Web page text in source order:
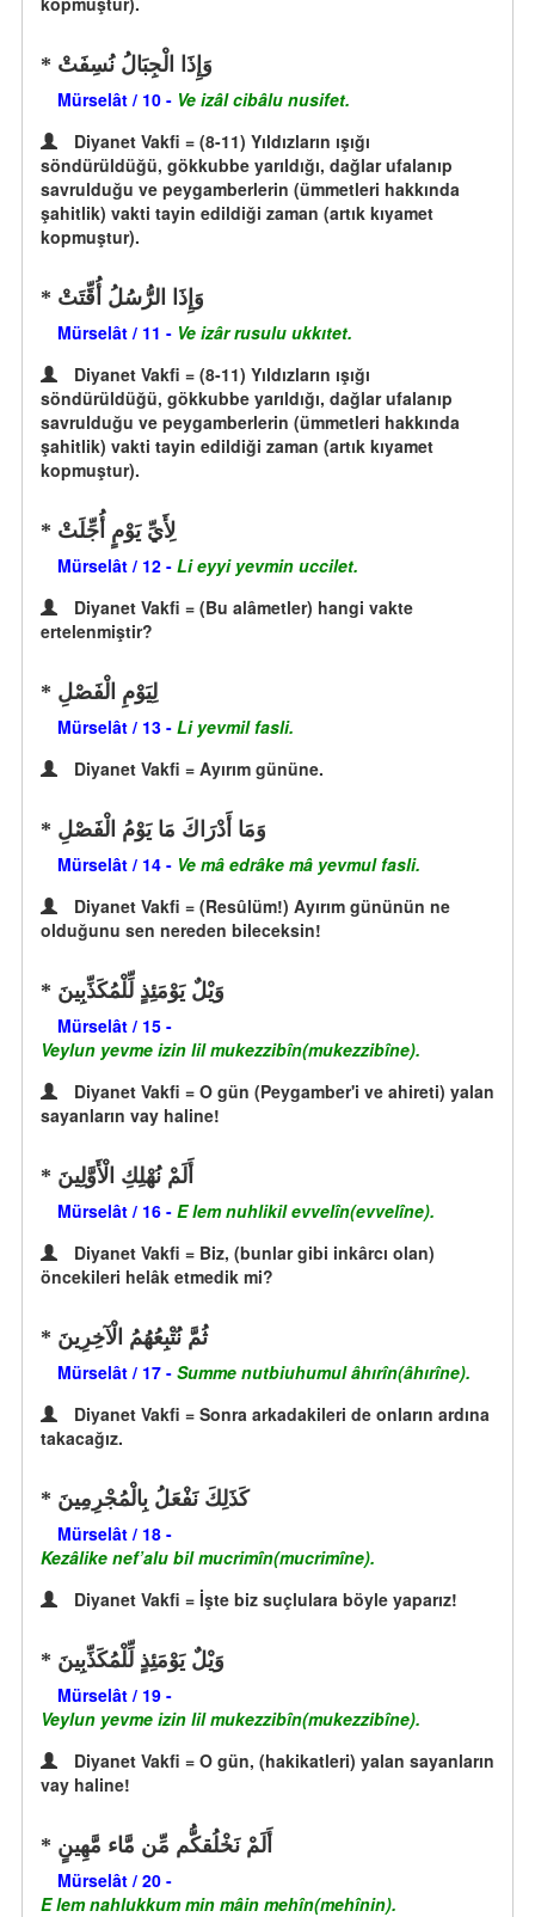
وَإِذَا الْجِبَالُ نُسِفَتْ
Mürselât / 10 - Ve izâl cibâlu nusifet.
Diyanet Vakfi = (8-11) Yıldızların ışığı
söndürüldüğü, gökkubbe yarıldığı, dağlar ufalanıp
savrulduğu ve peygamberlerin (ümmetleri hakkında
şahitlik) vakti tayin edildiği zaman (artık kıyamet
kopmuştur).
وَإِذَا الرُّسُلُ أُقِّتَتْ
Mürselât / 11 - Ve izâr rusulu ukkıtet.
Diyanet Vakfi = (8-11) Yıldızların ışığı
söndürüldüğü, gökkubbe yarıldığı, dağlar ufalanıp
savrulduğu ve peygamberlerin (ümmetleri hakkında
şahitlik) vakti tayin edildiği zaman (artık kıyamet
kopmuştur).
لِأَيِّ يَوْمٍ أُجِّلَتْ
Mürselât / 12 - Li eyyi yevmin uccilet.
Diyanet Vakfi = (Bu alâmetler) hangi vakte
ertelenmiştir?
لِيَوْمِ الْفَصْلِ
Mürselât / 13 - Li yevmil fasli.
Diyanet Vakfi = Ayırım gününe.
وَمَا أَدْرَاكَ مَا يَوْمُ الْفَصْلِ
Mürselât / 14 - Ve mâ edrâke mâ yevmul fasli.
Diyanet Vakfi = (Resûlüm!) Ayırım gününün ne
olduğunu sen nereden bileceksin!
وَيْلٌ يَوْمَئِذٍ لِّلْمُكَذِّبِينَ
Mürselât / 15 -
Veylun yevme izin lil mukezzibîn(mukezzibîne).
Diyanet Vakfi = O gün (Peygamber'i ve ahireti) yalan
sayanların vay haline!
أَلَمْ نُهْلِكِ الْأَوَّلِينَ
Mürselât / 16 - E lem nuhlikil evvelîn(evvelîne).
Diyanet Vakfi = Biz, (bunlar gibi inkârcı olan)
öncekileri helâk etmedik mi?
ثُمَّ نُتْبِعُهُمُ الْآخِرِينَ
Mürselât / 17 - Summe nutbiuhumul âhırîn(âhırîne).
Diyanet Vakfi = Sonra arkadakileri de onların ardına
takacağız.
كَذَلِكَ نَفْعَلُ بِالْمُجْرِمِينَ
Mürselât / 18 -
Kezâlike nef’alu bil mucrimîn(mucrimîne).
Diyanet Vakfi = İşte biz suçlulara böyle yaparız!
وَيْلٌ يَوْمَئِذٍ لِّلْمُكَذِّبِينَ
Mürselât / 19 -
Veylun yevme izin lil mukezzibîn(mukezzibîne).
Diyanet Vakfi = O gün, (hakikatleri) yalan sayanların
vay haline!
أَلَمْ نَخْلُقكُّم مِّن مَّاء مَّهِينٍ
Mürselât / 20 -
E lem nahlukkum min mâin mehîn(mehînin).